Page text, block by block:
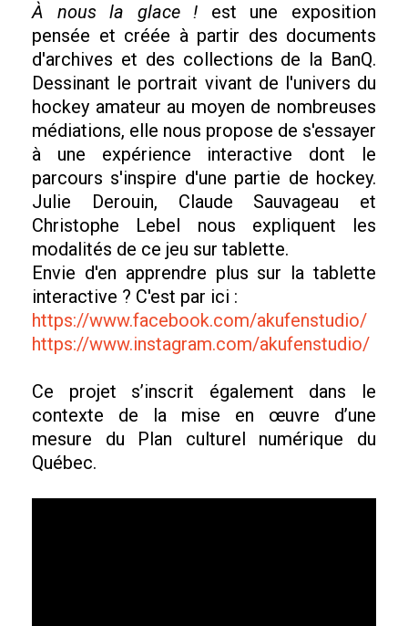
À nous la glace ! est une exposition
pensée et créée à partir des documents
d'archives et des collections de la BanQ.
Dessinant le portrait vivant de l'univers du
hockey amateur au moyen de nombreuses
médiations, elle nous propose de s'essayer
à une expérience interactive dont le
parcours s'inspire d'une partie de hockey.
Julie Derouin, Claude Sauvageau et
Christophe Lebel nous expliquent les
modalités de ce jeu sur tablette.
Envie d'en apprendre plus sur la tablette
interactive ? C'est par ici :
https://www.facebook.com/akufenstudio/
https://www.instagram.com/akufenstudio/
Ce projet s’inscrit également dans le
contexte de la mise en œuvre d’une
mesure du Plan culturel numérique du
Québec.